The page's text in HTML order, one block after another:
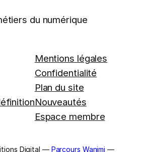
du numérique
Mentions légales
Confidentialité
Plan du site
Nouveautés
Espace membre
Digital — Parcours Wanimi —